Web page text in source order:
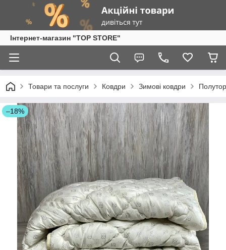
Інтернет-магазин "TOP STORE"
Товари та послуги Ковдри Зимові ковдри
–18%